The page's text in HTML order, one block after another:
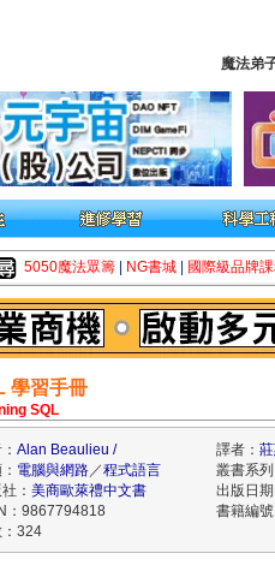
魔法弟
5050魔法眾籌 NG書城 國際級品牌
學習手冊
SQL
Alan Beaulieu / 譯者：
電腦與網路／程式語言
叢書系
： 美商歐萊禮中文書
出版日
：9867794818
書籍編
：324